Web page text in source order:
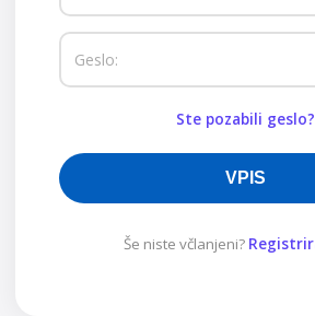
Geslo:
Ste pozabili geslo?
VPIS
Še niste včlanjeni?